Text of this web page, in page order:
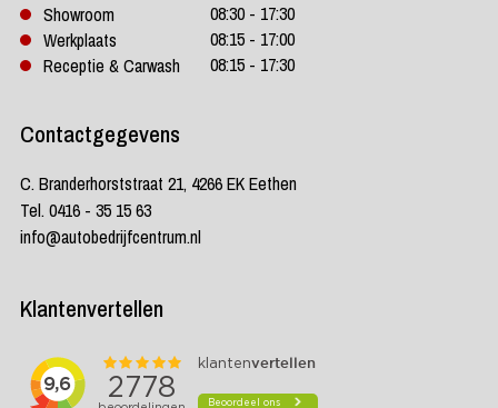
Showroom
08:30 - 17:30
Werkplaats
08:15 - 17:00
Receptie & Carwash
08:15 - 17:30
Contactgegevens
C. Branderhorststraat 21, 4266 EK Eethen
Tel. 0416 - 35 15 63
info@autobedrijfcentrum.nl
Klantenvertellen